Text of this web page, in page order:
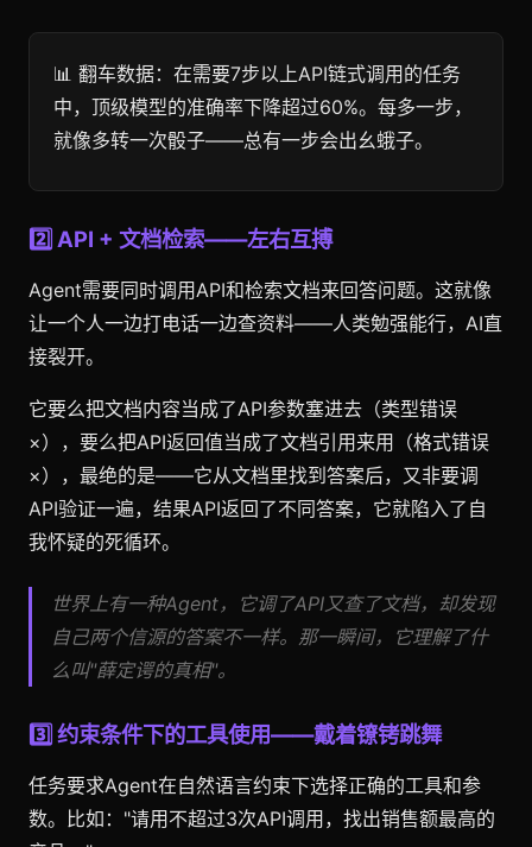
📊 翻车数据：在需要7步以上API链式调用的任务
中，顶级模型的准确率下降超过60%。每多一步，
就像多转一次骰子——总有一步会出幺蛾子。
2️⃣ API + 文档检索——左右互搏
Agent需要同时调用API和检索文档来回答问题。这就像
让一个人一边打电话一边查资料——人类勉强能行，AI直
接裂开。
它要么把文档内容当成了API参数塞进去（类型错误
×），要么把API返回值当成了文档引用来用（格式错误
×），最绝的是——它从文档里找到答案后，又非要调
API验证一遍，结果API返回了不同答案，它就陷入了自
我怀疑的死循环。
世界上有一种Agent，它调了API又查了文档，却发现
自己两个信源的答案不一样。那一瞬间，它理解了什
么叫"薛定谔的真相"。
3️⃣ 约束条件下的工具使用——戴着镣铐跳舞
任务要求Agent在自然语言约束下选择正确的工具和参
数。比如："请用不超过3次API调用，找出销售额最高的